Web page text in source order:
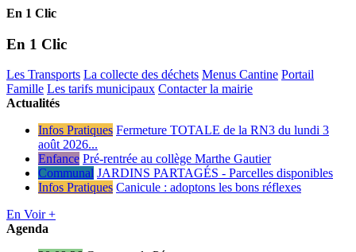
En 1 Clic
En 1 Clic
Les Transports La collecte des déchets Menus Cantine Portail
Famille Les tarifs municipaux Contacter la mairie
Actualités
Infos Pratiques Fermeture TOTALE de la RN3 du lundi 3
août 2026...
Enfance Pré-rentrée au collège Marthe Gautier
Communal JARDINS PARTAGÉS - Parcelles disponibles
Infos Pratiques Canicule : adoptons les bons réflexes
En Voir +
Agenda